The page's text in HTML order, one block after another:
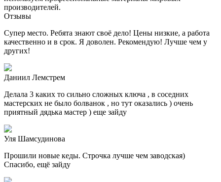
производителей.
Отзывы
Супер место. Ребята знают своё дело! Цены низкие, а работа
качественно и в срок. Я доволен. Рекомендую! Лучше чем у
других!
Даниил Лемстрем
Делала 3 каких то сильно сложных ключа , в соседних
мастерских не было болванок , но тут оказались ) очень
приятный дядька мастер ) еще зайду
Уля Шамсудинова
Прошили новые кеды. Строчка лучше чем заводская)
Спасибо, ещё зайду